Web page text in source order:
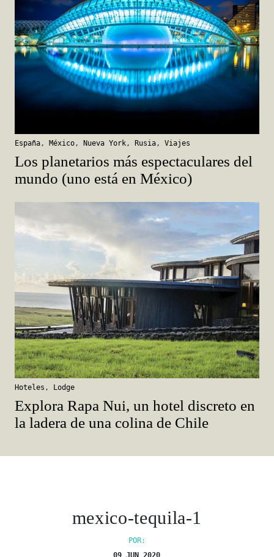
España , México , Nueva York , Rusia , Viajes
Los planetarios más espectaculares del
mundo (uno está en México)
Hoteles , Lodge
Explora Rapa Nui, un hotel discreto en
la ladera de una colina de Chile
mexico-tequila-1
POR:
09 JUN 2020